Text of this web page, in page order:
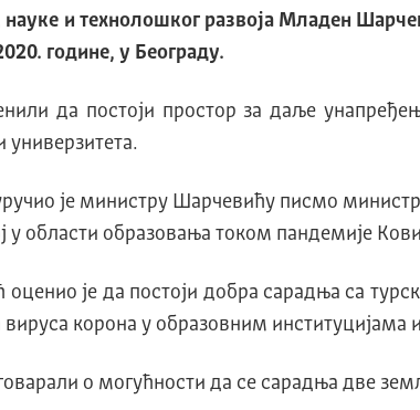
науке и технолошког развоја Младен
године, у Београду.
да постоји простор за даље
универзитета.
је министру Шарчевићу писмо
у области образовања током пандемије
је да постоји добра сарадња са
корона у образовним институцијама
о могућности да се сарадња две